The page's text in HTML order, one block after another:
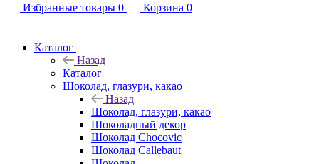
Избранные товары 0 Корзина 0
Каталог
Назад
Каталог
Шоколад, глазури, какао
Назад
Шоколад, глазури, какао
Шоколадный декор
Шоколад Chocovic
Шоколад Callebaut